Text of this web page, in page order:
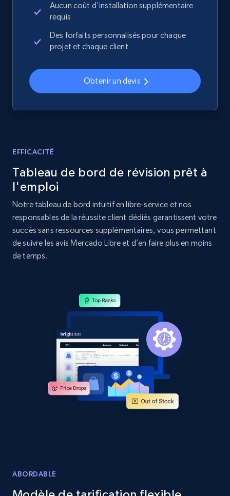
Home Depot US - Discover products by
specified UPC
Sku, Product id, Product name, Manufacturer,
2.1K+
Home Depot US - Discovery products by
specific category URL
URL, Domain, Country code, Model number,
Sku, Product id, Product name, Manufacturer,
and more.
Amazon products global dataset
Title, Seller name, Brand, Description, Initial
price, Currency, Availability, Reviews count, and
2.1K+ 375+ Commencer
Title, Seller name, Brand, Description, Initial
price, Currency, Availability, Reviews count, and
Aucun coût d'installation supplémentaire
requis
Des forfaits personnalisés pour chaque
projet et chaque client
Obtenir un devis
EFFICACITÉ
Tableau de bord de révision prêt à
l'emploi
Notre tableau de bord intuitif en libre-service et nos
responsables de la réussite client dédiés garantissent votre
succès sans ressources supplémentaires, vous permettant
de suivre les avis Mercado Libre et d’en faire plus en moins
de temps.
ABORDABLE